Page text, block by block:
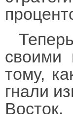
своими
тому,
гнали